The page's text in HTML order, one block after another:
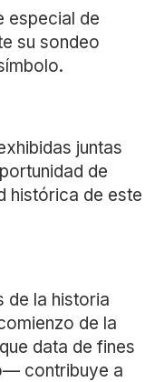
especial de
su sondeo
juntas
de
histórica de este
de la historia
de la
data de fines
contribuye a